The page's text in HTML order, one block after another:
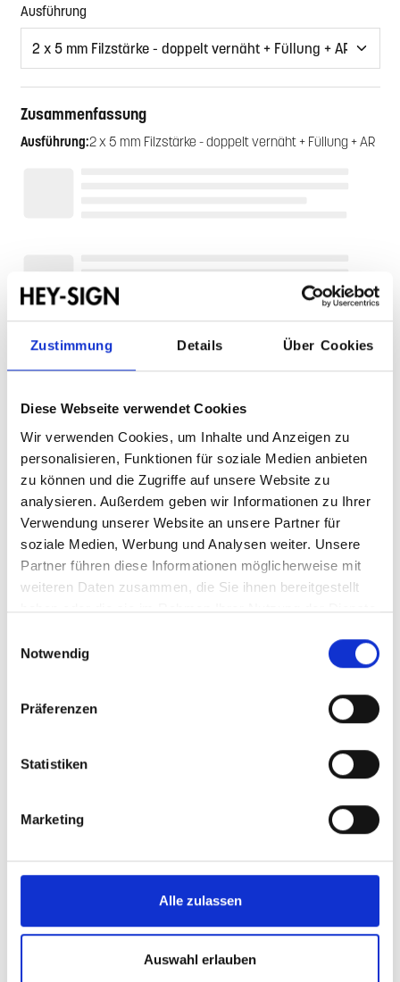
Zustimmung Details Über Cookies
Diese Webseite verwendet Cookies
Wir verwenden Cookies, um Inhalte und Anzeigen zu
personalisieren, Funktionen für soziale Medien anbieten
zu können und die Zugriffe auf unsere Website zu
analysieren. Außerdem geben wir Informationen zu Ihrer
Verwendung unserer Website an unsere Partner für
soziale Medien, Werbung und Analysen weiter. Unsere
Partner führen diese Informationen möglicherweise mit
weiteren Daten zusammen, die Sie ihnen bereitgestellt
haben oder die sie im Rahmen Ihrer Nutzung der Dienste
Notwendig
Präferenzen
Statistiken
Marketing
Alle zulassen
Auswahl erlauben
Ausführungauswählen
Zusammenfassung
Ausführung:2 x 5 mm Filzstärke - doppelt vernäht + Füllung + AR
Produktnummer:
545890
Filzstärke:
5 mm
Design:
Bernadette Ehmanns
Beschreibung
Die Sitzauflage für den Fiber Armchair und Sidechair
eine funktion…
Farbe & Pflege
Produktgalerie überspringen